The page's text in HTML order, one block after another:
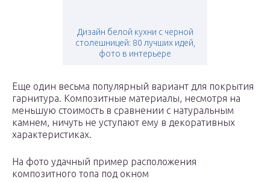
Дизайн белой кухни с черной
столешницей: 80 лучших идей,
фото в интерьере
Еще один весьма популярный вариант для покрытия
гарнитура. Композитные материалы, несмотря на
меньшую стоимость в сравнении с натуральным
камнем, ничуть не уступают ему в декоративных
характеристиках.
На фото удачный пример расположения
композитного топа под окном